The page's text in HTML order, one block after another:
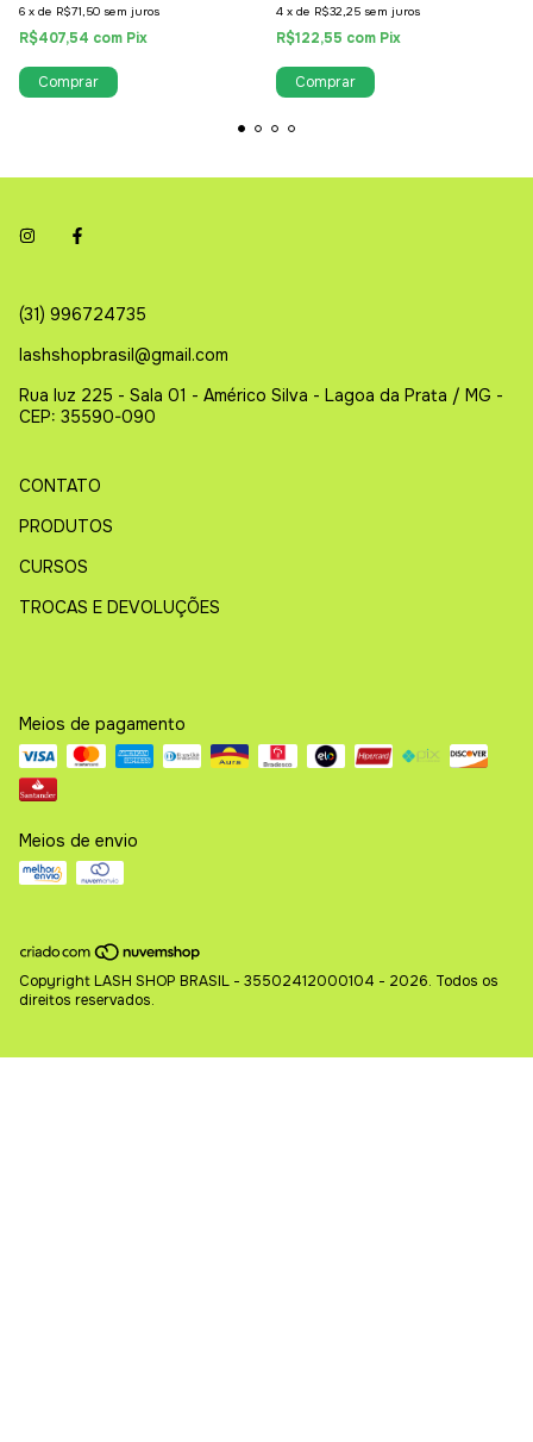
6 x de R$71,50 sem juros
R$407,54 com Pix
4 x de R$32,25 sem juros
R$122,55 com Pix
(31) 996724735
lashshopbrasil@gmail.com
Rua luz 225 - Sala 01 - Américo Silva - Lagoa da Prata / MG -
CEP: 35590-090
CONTATO
PRODUTOS
CURSOS
TROCAS E DEVOLUÇÕES
Meios de pagamento
Meios de envio
Copyright LASH SHOP BRASIL - 35502412000104 - 2026. Todos os
direitos reservados.